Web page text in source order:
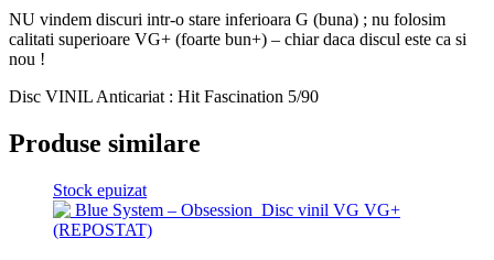
Edoardo
Bennato
&
Nannini,
Black
Box,
Alannah
NU vindem discuri intr-o stare inferioara G (buna) ; nu folosim
calitati superioare VG+ (foarte bun+) – chiar daca discul este ca si
nou !
Disc VINIL Anticariat : Hit Fascination 5/90
Produse similare
Stock epuizat